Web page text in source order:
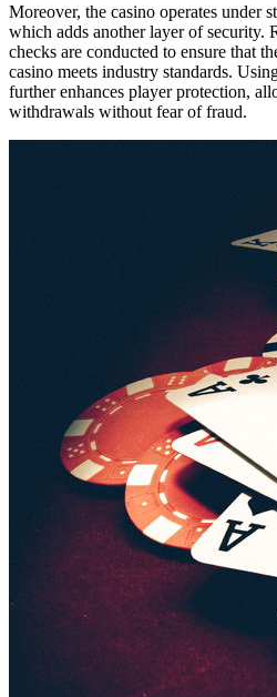
Moreover, the casino operates under
which adds another layer of security.
checks are conducted to ensure that
casino meets industry standards.
further enhances player protection,
withdrawals without fear of fraud.